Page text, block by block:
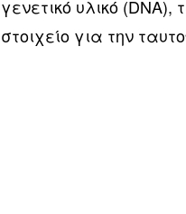
γενετικό υλικό
στοιχείο για την